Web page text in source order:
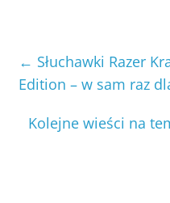
← Słuchawki Razer
Edition – w sam raz
Kolejne wieści na